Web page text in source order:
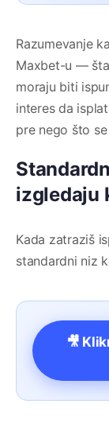
Razumevanje
Maxbet-u —
moraju biti
interes da
pre nego što
izgledaju
Kada zatraziš
standardni niz
🎥